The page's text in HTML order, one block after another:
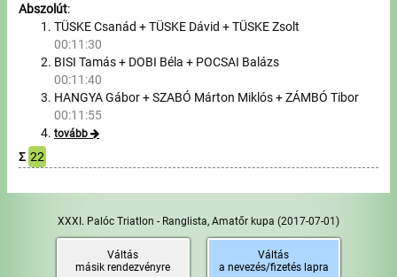
Abszolút:
TÜSKE Csanád + TÜSKE Dávid + TÜSKE Zsolt
00:11:30
BISI Tamás + DOBI Béla + POCSAI Balázs
00:11:40
HANGYA Gábor + SZABÓ Márton Miklós + ZÁMBÓ Tibor
00:11:55
tovább
Σ 22
XXXI. Palóc Triatlon - Ranglista, Amatőr kupa (2017-07-01)
Váltás
másik rendezvényre
Váltás
a nevezés/fizetés lapra